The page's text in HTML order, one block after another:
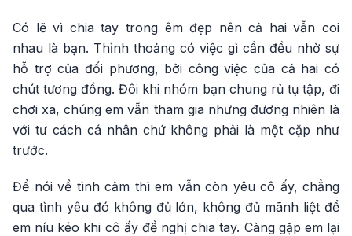
Có lẽ vì chia tay trong êm đẹp nên cả hai vẫn coi
nhau là bạn. Thỉnh thoảng có việc gì cần đều nhờ sự
hỗ trợ của đối phương, bởi công việc của cả hai có
chút tương đồng. Đôi khi nhóm bạn chung rủ tụ tập, đi
chơi xa, chúng em vẫn tham gia nhưng đương nhiên là
với tư cách cá nhân chứ không phải là một cặp như
trước.
Để nói về tình cảm thì em vẫn còn yêu cô ấy, chẳng
qua tình yêu đó không đủ lớn, không đủ mãnh liệt để
em níu kéo khi cô ấy đề nghị chia tay. Càng gặp em lại